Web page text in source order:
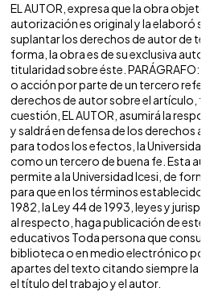
EL AUTOR, expresa que la obra
autorización es original y la elaboró
suplantar los derechos de autor de
forma, la obra es de su exclusiva
titularidad sobre éste. PARÁGRAFO:
o acción por parte de un tercero
derechos de autor sobre el artículo,
cuestión, EL AUTOR, asumirá la
y saldrá en defensa de los derechos
para todos los efectos, la Universidad
como un tercero de buena fe. Esta
permite a la Universidad Icesi, de
para que en los términos establecidos
1982, la Ley 44 de 1993, leyes y
al respecto, haga publicación de este
educativos Toda persona que
biblioteca o en medio electrónico
apartes del texto citando siempre la
el título del trabajo y el autor.